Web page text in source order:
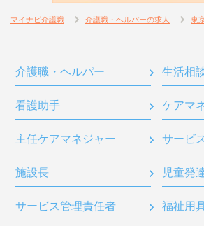
マイナビ介護職 介護職・ヘルパーの求人 東
介護職・ヘルパー 生活相
看護助手 ケアマ
主任ケアマネジャー サービ
施設長 児童発
サービス管理責任者 福祉用